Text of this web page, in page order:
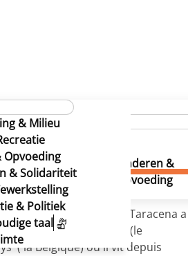
& Milieu
Opvoeding
& Solidariteit
& Politiek
taal
Cultuur &
Recreatie
Kinderen &
Opvoeding
MUZIK1030 ARTISTS
guatémaltèque, Jairo Taracena a
entre son pays natal (le
( la Belgique) où il vit depuis